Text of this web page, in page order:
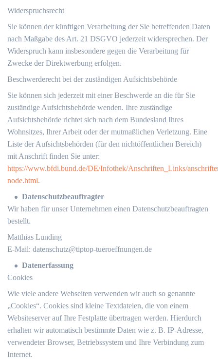
Widerspruchsrecht
Sie können der künftigen Verarbeitung der Sie betreffenden Daten
nach Maßgabe des Art. 21 DSGVO jederzeit widersprechen. Der
Widerspruch kann insbesondere gegen die Verarbeitung für
Zwecke der Direktwerbung erfolgen.
Beschwerderecht bei der zuständigen Aufsichtsbehörde
Sie können sich jederzeit mit einer Beschwerde an die für Sie
zuständige Aufsichtsbehörde wenden. Ihre zuständige
Aufsichtsbehörde richtet sich nach dem Bundesland Ihres
Wohnsitzes, Ihrer Arbeit oder der mutmaßlichen Verletzung. Eine
Liste der Aufsichtsbehörden (für den nichtöffentlichen Bereich)
mit Anschrift finden Sie unter:
https://www.bfdi.bund.de/DE/Infothek/Anschriften_Links/
node.html.
Datenschutzbeauftragter
Wir haben für unser Unternehmen einen Datenschutzbeauftragten
bestellt.
Matthias Lunding
E-Mail: datenschutz@tiptop-tueroeffnungen.de
Datenerfassung
Cookies
Wie viele andere Webseiten verwenden wir auch so genannte
„Cookies“. Cookies sind kleine Textdateien, die von einem
Websiteserver auf Ihre Festplatte übertragen werden. Hierdurch
erhalten wir automatisch bestimmte Daten wie z. B. IP-Adresse,
verwendeter Browser, Betriebssystem und Ihre Verbindung zum
Internet.